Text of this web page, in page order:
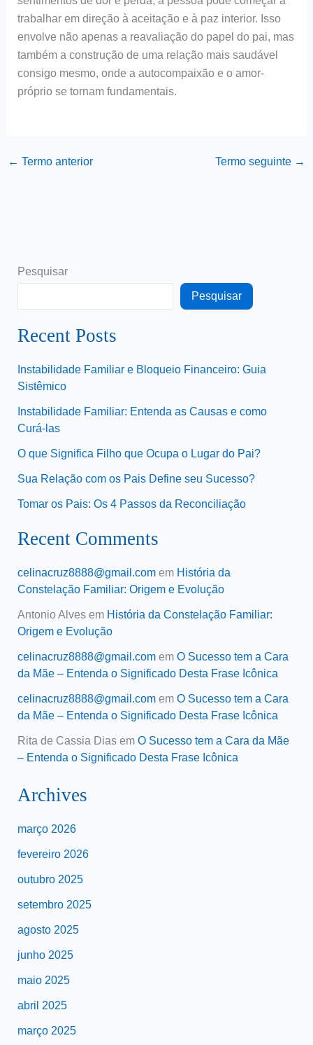
trabalhar em direção à aceitação e à paz interior. Isso
envolve não apenas a reavaliação do papel do pai, mas
também a construção de uma relação mais saudável
consigo mesmo, onde a autocompaixão e o amor-
próprio se tornam fundamentais.
← Termo anterior Termo seguinte →
Pesquisar
Pesquisar
Recent Posts
Instabilidade Familiar e Bloqueio Financeiro: Guia
Sistêmico
Instabilidade Familiar: Entenda as Causas e como
Curá-las
O que Significa Filho que Ocupa o Lugar do Pai?
Sua Relação com os Pais Define seu Sucesso?
Tomar os Pais: Os 4 Passos da Reconciliação
Recent Comments
celinacruz8888@gmail.comem História da
Constelação Familiar: Origem e Evolução
Antonio Alvesem História da Constelação Familiar:
Origem e Evolução
celinacruz8888@gmail.comem O Sucesso tem a Cara
da Mãe – Entenda o Significado Desta Frase Icônica
celinacruz8888@gmail.comem O Sucesso tem a Cara
da Mãe – Entenda o Significado Desta Frase Icônica
Rita de Cassia Diasem O Sucesso tem a Cara da Mãe
– Entenda o Significado Desta Frase Icônica
Archives
março 2026
fevereiro 2026
outubro 2025
setembro 2025
agosto 2025
junho 2025
maio 2025
abril 2025
março 2025